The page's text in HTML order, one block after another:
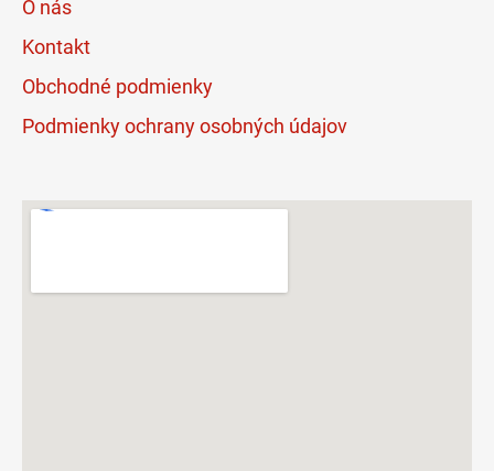
O nás
Kontakt
Obchodné podmienky
Podmienky ochrany osobných údajov